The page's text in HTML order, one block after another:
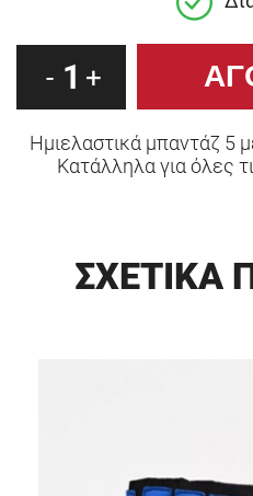
- 1 +
Ημιελαστικά μπαντάζ 5
Κατάλληλα για όλες
ΣΧΕΤΙΚΑ